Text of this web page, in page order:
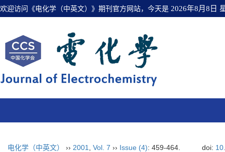
欢迎访问《电化学（中英文）》期刊官方网站，今天是 2026年8月8日
电化学（中英文） ›› 2001 Vol. 7 ›› Issue (4): 459-464. doi: